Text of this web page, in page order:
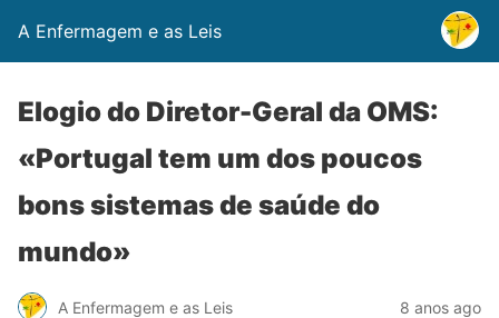
A Enfermagem e as Leis
Elogio do Diretor-Geral da OMS:
«Portugal tem um dos poucos
bons sistemas de saúde do
mundo»
A Enfermagem e as Leis 8 anos ago